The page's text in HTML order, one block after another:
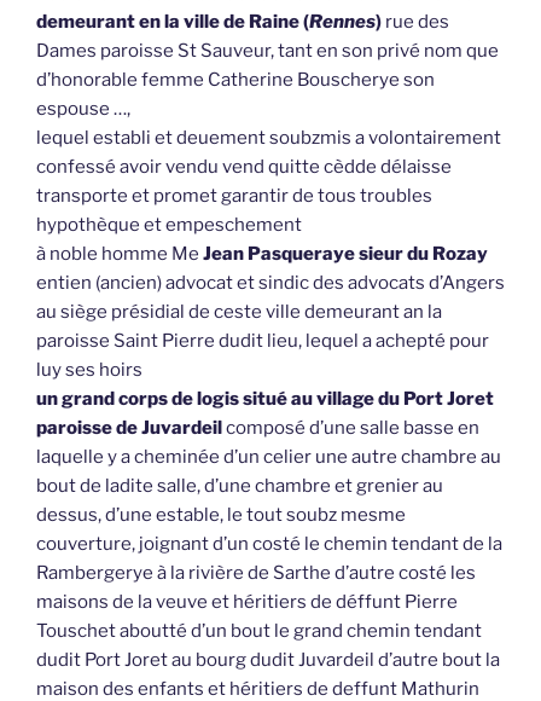
demeurant en la ville de Raine (Rennes) rue des
Dames paroisse St Sauveur, tant en son privé nom que
d’honorable femme Catherine Bouscherye son
espouse …,
lequel establi et deuement soubzmis a volontairement
confessé avoir vendu vend quitte cèdde délaisse
transporte et promet garantir de tous troubles
hypothèque et empeschement
à noble homme Me Jean Pasqueraye sieur du Rozay
entien (ancien) advocat et sindic des advocats d’Angers
au siège présidial de ceste ville demeurant an la
paroisse Saint Pierre dudit lieu, lequel a achepté pour
luy ses hoirs
un grand corps de logis situé au village du Port Joret
paroisse de Juvardeilcomposé d’une salle basse en
laquelle y a cheminée d’un celier une autre chambre au
bout de ladite salle, d’une chambre et grenier au
dessus, d’une estable, le tout soubz mesme
couverture, joignant d’un costé le chemin tendant de la
Rambergerye à la rivière de Sarthe d’autre costé les
maisons de la veuve et héritiers de déffunt Pierre
Touschet aboutté d’un bout le grand chemin tendant
dudit Port Joret au bourg dudit Juvardeil d’autre bout la
maison des enfants et héritiers de deffunt Mathurin